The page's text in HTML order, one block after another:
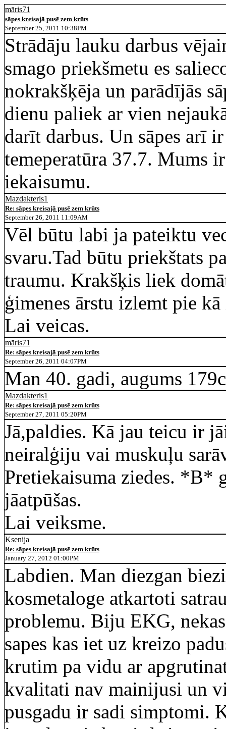
māris71
sāpes kreisajā pusē zem krūts
September 25, 2011 10:38PM
Strādāju lauku darbus
smago priekšmetu es
nokrakšķēja un parādījās
dienu paliek ar vien
darīt darbus. Un sāpes arī
temeperatūra 37.7. Mums
iekaisumu.
Mazdakteris1
Re: sāpes kreisajā pusē zem krūts
September 26, 2011 11:09AM
Vēl būtu labi ja pateiktu
svaru.Tad būtu priekštats
traumu. Krakšķis liek
ģimenes ārstu izlemt pie
Lai veicas.
māris71
Re: sāpes kreisajā pusē zem krūts
September 26, 2011 04:07PM
Man 40. gadi, augums
Mazdakteris1
Re: sāpes kreisajā pusē zem krūts
September 27, 2011 05:20PM
Jā,paldies. Kā jau teicu ir
neiralģiju vai muskuļu
Pretiekaisuma ziedes. *B*
jāatpūšas.
Lai veiksme.
Ksenija
Re: sāpes kreisajā pusē zem krūts
January 27, 2012 01:00PM
Labdien. Man diezgan
kosmetaloge atkartoti
problemu. Biju EKG,
sapes kas iet uz kreizo
krutim pa vidu ar
kvalitati nav mainijusi un
pusgadu ir sadi simptomi.